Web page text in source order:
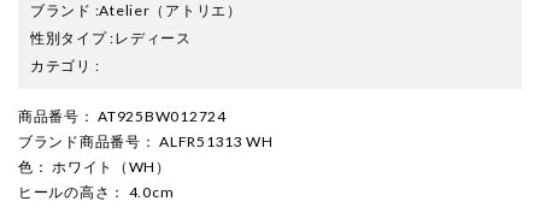
ブランド :Atelier （アトリエ）
性別タイプ:レディース
カテゴリ :
商品番号 ： AT925BW012724
ブランド商品番号 ： ALFR51313 WH
色 ： ホワイト（WH）
ヒールの高さ ： 4.0cm